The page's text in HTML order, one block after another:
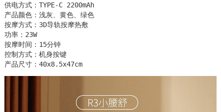
供电方式：TYPE-C 2200mAh
产品颜色：浅灰、黄色、绿色
按摩方式：3D导轨按摩热敷
功率：23W
按摩时间：15分钟
控制方式：机身按键
产品尺寸：40x8.5x47cm